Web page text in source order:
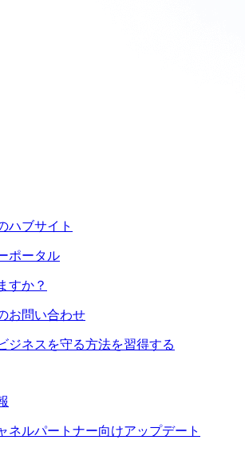
ハブサイト
ポータル
すか？
お問い合わせ
ジネスを守る方法を習得する
ネルパートナー向けアップデート